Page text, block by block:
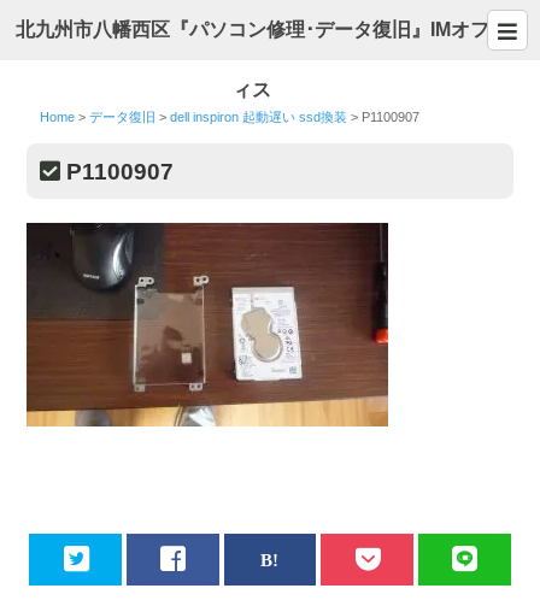
北九州市八幡西区『パソコン修理･データ復旧』IMオフ
ィス
Home >データ復旧 >dell inspiron 起動遅い ssd換装 > P1100907
P1100907